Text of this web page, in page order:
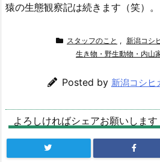
猿の生態観察記は続きます（笑）。
スタッフのこと , 新潟コシ
生き物・野生動物・内山
Posted by 新潟コシヒ
よろしければシェアお願いします